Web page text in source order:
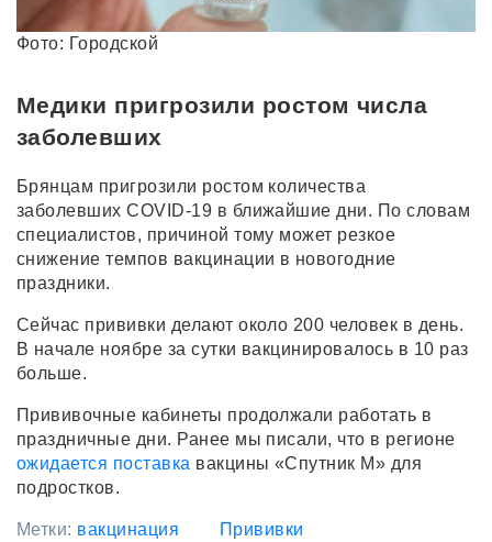
Фото: Городской
Медики пригрозили ростом числа
заболевших
Брянцам пригрозили ростом количества
заболевших COVID-19 в ближайшие дни. По словам
специалистов, причиной тому может резкое
снижение темпов вакцинации в новогодние
праздники.
Сейчас прививки делают около 200 человек в день.
В начале ноябре за сутки вакцинировалось в 10 раз
больше.
Прививочные кабинеты продолжали работать в
праздничные дни. Ранее мы писали, что в регионе
ожидается поставка вакцины «Спутник М» для
подростков.
Метки: вакцинация
Прививки